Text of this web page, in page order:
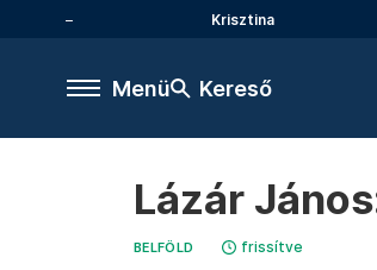
Krisztina
Menü Kereső
Lázár
BELFÖLD frissítve